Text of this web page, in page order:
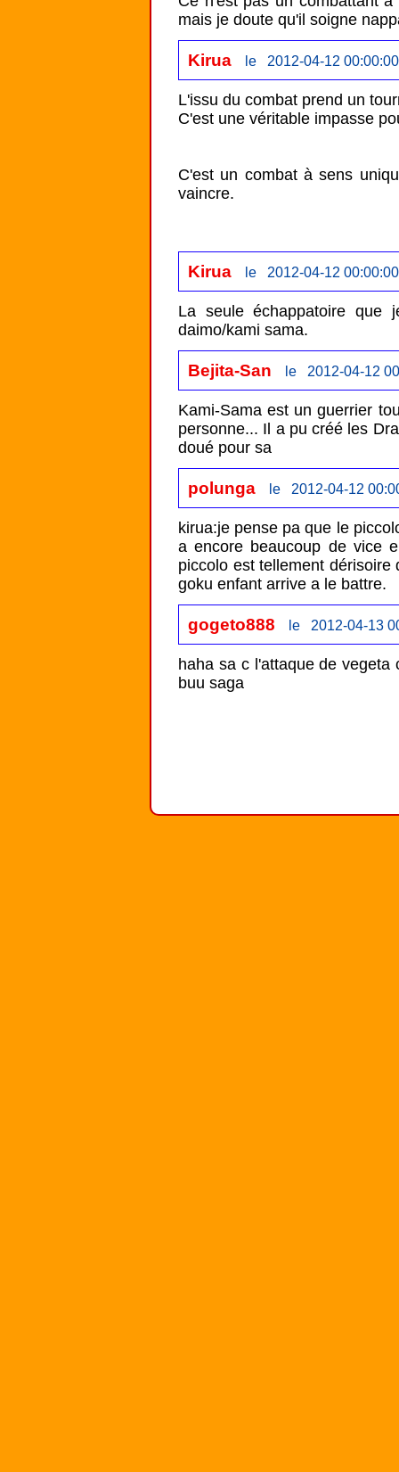
mais je doute qu'il soigne
Kirua le 2012-04-12 00:00:00
L'issu du combat prend un
C'est une véritable impasse
C'est un combat à sens
vaincre.
Kirua le 2012-04-12 00:00:00
La seule échappatoire que
daimo/kami sama.
Bejita-San le 2012-04-12
Kami-Sama est un guerrier
personne... Il a pu créé les
doué pour sa
polunga le 2012-04-12
kirua:je pense pa que le
a encore beaucoup de vice
piccolo est tellement
goku enfant arrive a le battre.
gogeto888 le 2012-04-13
haha sa c l'attaque de
buu saga